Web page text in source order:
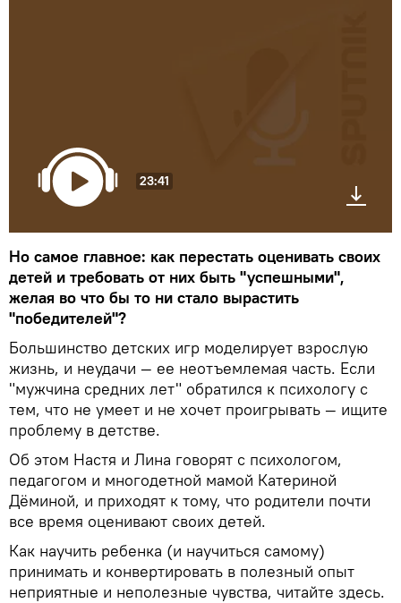
23:41
Но самое главное: как перестать оценивать своих
детей и требовать от них быть "успешными",
желая во что бы то ни стало вырастить
"победителей"?
Большинство детских игр моделирует взрослую
жизнь, и неудачи — ее неотъемлемая часть. Если
"мужчина средних лет" обратился к психологу с
тем, что не умеет и не хочет проигрывать — ищите
проблему в детстве.
Об этом Настя и Лина говорят с психологом,
педагогом и многодетной мамой Катериной
Дёминой, и приходят к тому, что родители почти
все время оценивают своих детей.
Как научить ребенка (и научиться самому)
принимать и конвертировать в полезный опыт
неприятные и неполезные чувства, читайте здесь.